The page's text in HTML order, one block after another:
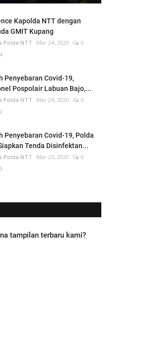
Kapolda NTT dengan
GMIT Kupang
Polda NTT Mar 24, 2020
0
Penyebaran Covid-19,
Pospolair Labuan Bajo,...
Polda NTT Mar 24, 2020
0
Penyebaran Covid-19, Polda
Tenda Disinfektan...
Polda NTT Mar 23, 2020
0
tampilan terbaru kami?